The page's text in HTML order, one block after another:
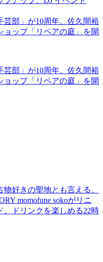
部」が10周年。佐久間裕
ョップ「リペアの庭」を開
部」が10周年。佐久間裕
ョップ「リペアの庭」を開
好きの聖地とも言える、
momofune sokoがリニ
、ドリンクを楽しめる22時